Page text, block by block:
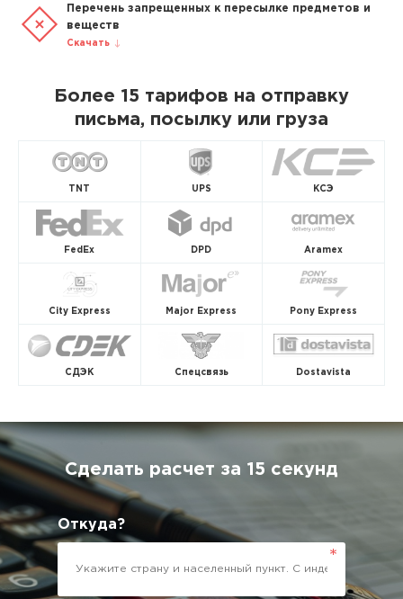
Перечень запрещенных к пересылке предметов и
веществ
Скачать
Более 15 тарифов на отправку
письма, посылку или груза
TNT UPS КСЭ
FedEx DPD Aramex
City Express Major Express Pony Express
СДЭК Спецсвязь Dostavista
Сделать расчет за 15 секунд
Откуда?